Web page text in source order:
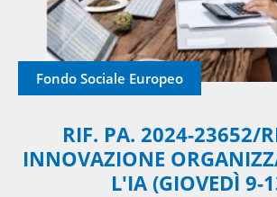
Fondo Sociale Europeo
RIF. PA. 2024-23652/
INNOVAZIONE
L'IA (GIOVEDÌ 9-